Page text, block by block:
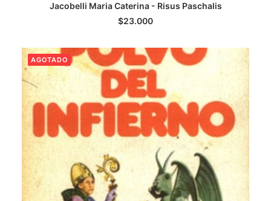
LEER MÁS
Jacobelli Maria Caterina - Risus Paschalis
$23.000
AGOTADO